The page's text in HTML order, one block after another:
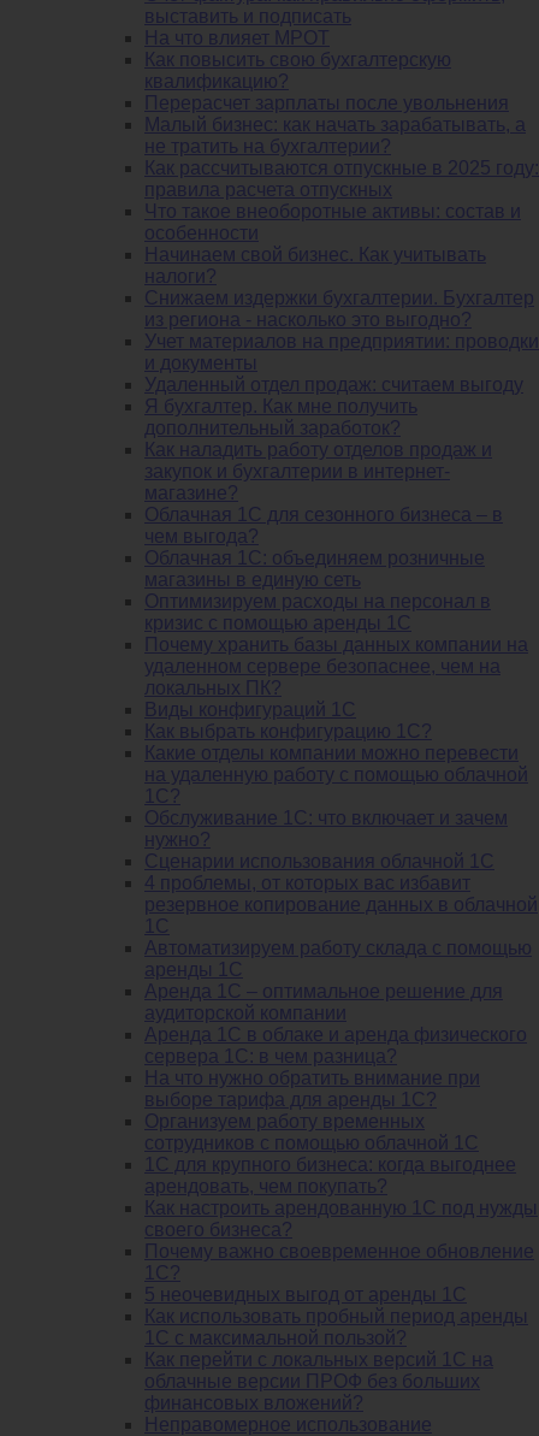
выставить и подписать
На что влияет МРОТ
Как повысить свою бухгалтерскую
квалификацию?
Перерасчет зарплаты после увольнения
Малый бизнес: как начать зарабатывать, а
не тратить на бухгалтерии?
Как рассчитываются отпускные в 2025 году:
правила расчета отпускных
Что такое внеоборотные активы: состав и
особенности
Начинаем свой бизнес. Как учитывать
налоги?
Снижаем издержки бухгалтерии. Бухгалтер
из региона - насколько это выгодно?
Учет материалов на предприятии: проводки
и документы
Удаленный отдел продаж: считаем выгоду
Я бухгалтер. Как мне получить
дополнительный заработок?
Как наладить работу отделов продаж и
закупок и бухгалтерии в интернет-
магазине?
Облачная 1С для сезонного бизнеса – в
чем выгода?
Облачная 1С: объединяем розничные
магазины в единую сеть
Оптимизируем расходы на персонал в
кризис с помощью аренды 1С
Почему хранить базы данных компании на
удаленном сервере безопаснее, чем на
локальных ПК?
Виды конфигураций 1С
Как выбрать конфигурацию 1С?
Какие отделы компании можно перевести
на удаленную работу с помощью облачной
1С?
Обслуживание 1С: что включает и зачем
нужно?
Сценарии использования облачной 1С
4 проблемы, от которых вас избавит
резервное копирование данных в облачной
1С
Автоматизируем работу склада с помощью
аренды 1С
Аренда 1С – оптимальное решение для
аудиторской компании
Аренда 1С в облаке и аренда физического
сервера 1С: в чем разница?
На что нужно обратить внимание при
выборе тарифа для аренды 1С?
Организуем работу временных
сотрудников с помощью облачной 1С
1С для крупного бизнеса: когда выгоднее
арендовать, чем покупать?
Как настроить арендованную 1С под нужды
своего бизнеса?
Почему важно своевременное обновление
1С?
5 неочевидных выгод от аренды 1С
Как использовать пробный период аренды
1С с максимальной пользой?
Как перейти с локальных версий 1С на
облачные версии ПРОФ без больших
финансовых вложений?
Неправомерное использование